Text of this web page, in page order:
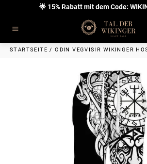
Inhalt
🌟 15% Rabatt mit dem Code:
STARTSEITE /ODIN VEGVISIR WIKINGER